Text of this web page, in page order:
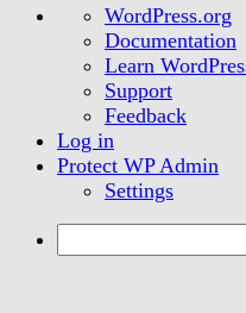
About
WordPress
WordPress.org
Documentation
Learn
Support
Feedback
Log in
Protect WP Admin
Settings